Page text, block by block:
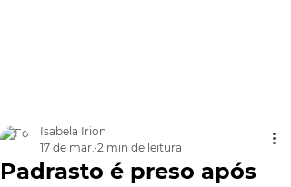
Padrasto é preso após
Isabela Irion
17 de mar. 2 min de leitura